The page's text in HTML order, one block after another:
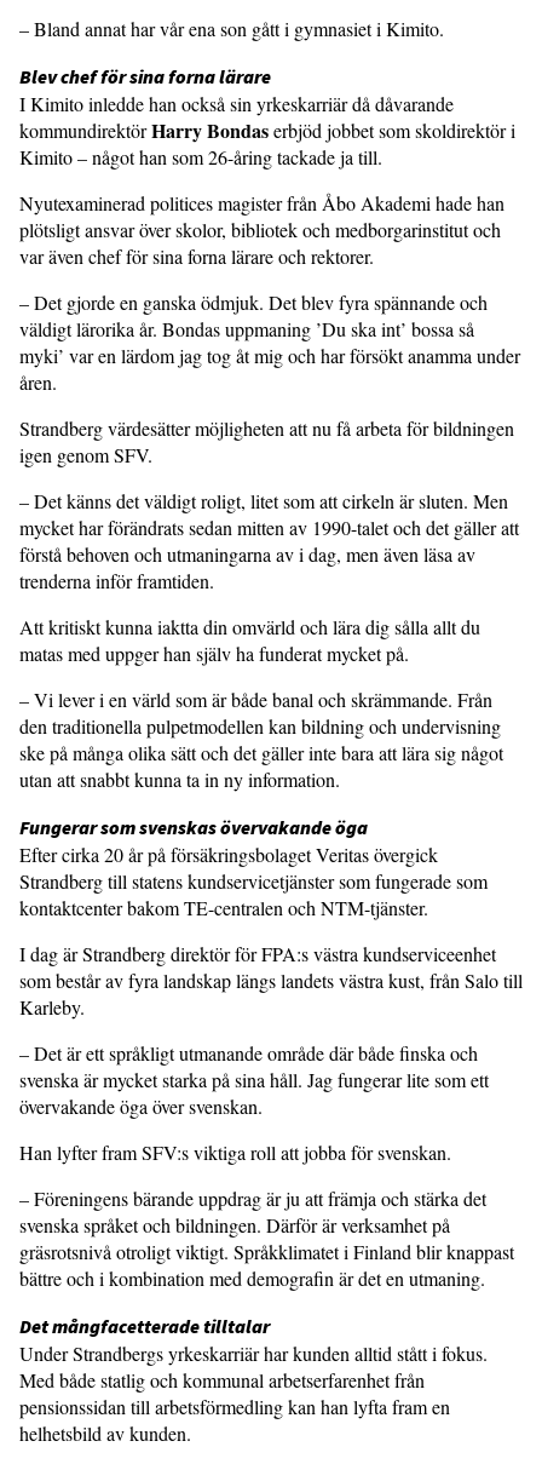
– Bland annat har vår ena son gått i gymnasiet i Kimito.
Blev chef för sina forna lärare
I Kimito inledde han också sin yrkeskarriär då dåvarande
kommundirektörHarry Bondaserbjöd jobbet som skoldirektör i
Kimito – något han som 26-åring tackade ja till.
Nyutexaminerad politices magister från Åbo Akademi hade han
plötsligt ansvar över skolor, bibliotek och medborgarinstitut och
var även chef för sina forna lärare och rektorer.
– Det gjorde en ganska ödmjuk. Det blev fyra spännande och
väldigt lärorika år. Bondas uppmaning ’Du ska int’ bossa så
myki’ var en lärdom jag tog åt mig och har försökt anamma under
åren.
Strandberg värdesätter möjligheten att nu få arbeta för bildningen
igen genom SFV.
– Det känns det väldigt roligt, litet som att cirkeln är sluten. Men
mycket har förändrats sedan mitten av 1990-talet och det gäller att
förstå behoven och utmaningarna av i dag, men även läsa av
trenderna inför framtiden.
Att kritiskt kunna iaktta din omvärld och lära dig sålla allt du
matas med uppger han själv ha funderat mycket på.
– Vi lever i en värld som är både banal och skrämmande. Från
den traditionella pulpetmodellen kan bildning och undervisning
ske på många olika sätt och det gäller inte bara att lära sig något
utan att snabbt kunna ta in ny information.
Fungerar som svenskas övervakande öga
Efter cirka 20 år på försäkringsbolaget Veritas övergick
Strandberg till statens kundservicetjänster som fungerade som
kontaktcenter bakom TE-centralen och NTM-tjänster.
I dag är Strandberg direktör för FPA:s västra kundserviceenhet
som består av fyra landskap längs landets västra kust, från Salo till
Karleby.
– Det är ett språkligt utmanande område där både finska och
svenska är mycket starka på sina håll. Jag fungerar lite som ett
övervakande öga över svenskan.
Han lyfter fram SFV:s viktiga roll att jobba för svenskan.
– Föreningens bärande uppdrag är ju att främja och stärka det
svenska språket och bildningen. Därför är verksamhet på
gräsrotsnivå otroligt viktigt. Språkklimatet i Finland blir knappast
bättre och i kombination med demografin är det en utmaning.
Det mångfacetterade tilltalar
Under Strandbergs yrkeskarriär har kunden alltid stått i fokus.
Med både statlig och kommunal arbetserfarenhet från
pensionssidan till arbetsförmedling kan han lyfta fram en
helhetsbild av kunden.